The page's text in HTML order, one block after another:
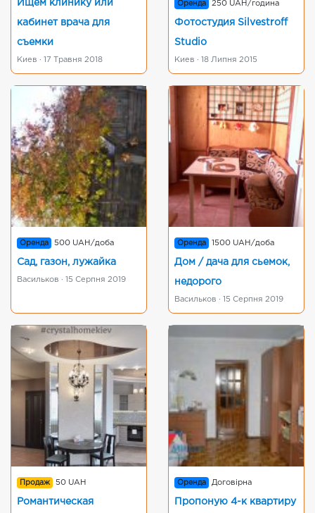
Ищем клинику или
кабинет врача для
съемки
Киев · 17 Травня 2018
Оренда 250 UAH/година
Фотостудия Silvestroff
Studio
Киев · 18 Липня 2015
Оренда 500 UAH/доба
Сад, газон, лужайка
Васильков · 15 Серпня 2019
Оренда 1500 UAH/доба
Дом / дача для сьемок,
недорого
Васильков · 15 Серпня 2019
Продаж 50 UAH
Романтическая
Оренда Договірна
Пропоную 4-к квартиру